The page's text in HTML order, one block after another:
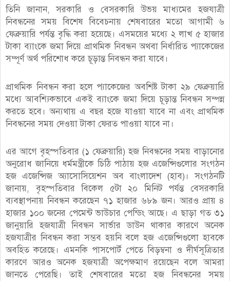
তিনি জানান, সরকারি ও বেসরকারি উভয় মাধ্যমের হজযাত্রী
নিবন্ধনের সময় বিশেষ বিবেচনায় শেষবারের মতো আগামী ৬
ফেব্রুয়ারি পর্যন্ত বৃদ্ধি করা হয়েছে। এসময়ের মধ্যে ২ লাখ ৫ হাজার
টাকা ব্যাংকে জমা দিয়ে প্রাথমিক নিবন্ধন অথবা নির্ধারিত প্যাকেজের
সম্পূর্ণ অর্থ পরিশোধ করে চূড়ান্ত নিবন্ধন করা যাবে।
প্রাথমিক নিবন্ধন করা হলে প্যাকেজের অবশিষ্ট টাকা ২৯ ফেব্রুয়ারি
মধ্যে আবশ্যিকভাবে একই ব্যাংকে জমা দিয়ে চূড়ান্ত নিবন্ধন সম্পন্ন
করতে হবে। অন্যথায় এ বছর হজে যাওয়া যাবে না এবং প্রাথমিক
নিবন্ধনের সময় দেওয়া টাকা ফেরত পাওয়া যাবে না।
এর আগে বৃহস্পতিবার (১ ফেব্রুয়ারি) হজ নিবন্ধনের সময় বাড়ানোর
অনুরোধ জানিয়ে ধর্মমন্ত্রীকে চিঠি পাঠায় হজ এজেন্সিগুলোর সংগঠন
হজ এজেন্সিজ অ্যাসোসিয়েশন অব বাংলাদেশ (হাব)। সংগঠনটি
জানায়, বৃহস্পতিবার বিকেল ৫টা ২০ মিনিট পর্যন্ত বেসরকারি
ব্যবস্থাপনায় নিবন্ধন করেছেন ৭১ হাজার ৬৮৯ জন। আরও প্রায় ৪
হাজার ১০০ জনের পেমেন্ট ভাউচার পেন্ডিং আছে। এ ছাড়া গত ৩১
জানুয়ারি হজযাত্রী নিবন্ধন সার্ভার ডাউন থাকার কারণে অনেক
হজযাত্রীর নিবন্ধন করা সম্ভব হয়নি বলে হজ এজেন্সিগুলো হাবকে
অবহিত করেছে। এমনকি পাসপোর্ট পেতে বিড়ম্বনা ও দীর্ঘসূত্রিতার
কারণে আরও অনেক হজযাত্রী অপেক্ষমাণ রয়েছেন বলে আমরা
জানতে পেরেছি। তাই শেষবারের মতো হজ নিবন্ধনের সময়